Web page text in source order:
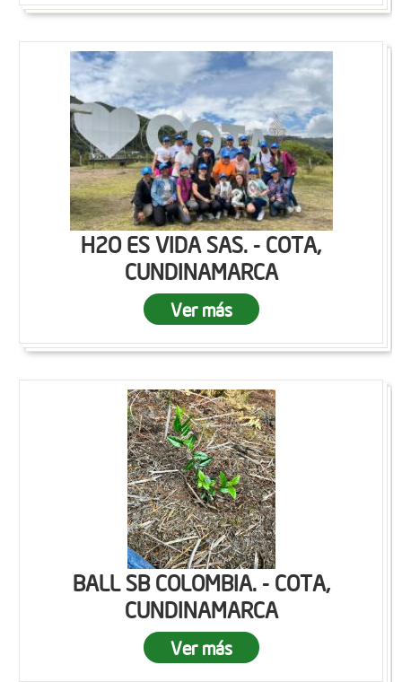
H2O ES VIDA SAS. - COTA,
CUNDINAMARCA
Ver más
BALL SB COLOMBIA. - COTA,
CUNDINAMARCA
Ver más